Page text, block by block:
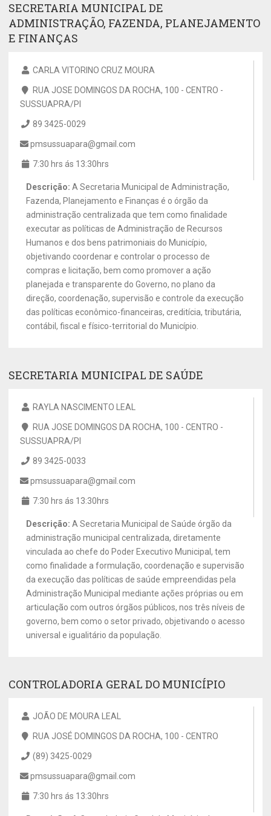
SECRETARIA MUNICIPAL DE
ADMINISTRAÇÃO, FAZENDA, PLANEJAMENTO
E FINANÇAS
CARLA VITORINO CRUZ MOURA
RUA JOSE DOMINGOS DA ROCHA, 100 - CENTRO -
SUSSUAPRA/PI
89 3425-0029
pmsussuapara@gmail.com
7:30 hrs ás 13:30hrs
Descrição: A Secretaria Municipal de Administração,
Fazenda, Planejamento e Finanças é o órgão da
administração centralizada que tem como finalidade
executar as políticas de Administração de Recursos
Humanos e dos bens patrimoniais do Município,
objetivando coordenar e controlar o processo de
compras e licitação, bem como promover a ação
planejada e transparente do Governo, no plano da
direção, coordenação, supervisão e controle da execução
das políticas econômico-financeiras, creditícia, tributária,
contábil, fiscal e físico-territorial do Município.
SECRETARIA MUNICIPAL DE SAÚDE
RAYLA NASCIMENTO LEAL
RUA JOSE DOMINGOS DA ROCHA, 100 - CENTRO -
SUSSUAPRA/PI
89 3425-0033
pmsussuapara@gmail.com
7:30 hrs ás 13:30hrs
Descrição: A Secretaria Municipal de Saúde órgão da
administração municipal centralizada, diretamente
vinculada ao chefe do Poder Executivo Municipal, tem
como finalidade a formulação, coordenação e supervisão
da execução das políticas de saúde empreendidas pela
Administração Municipal mediante ações próprias ou em
articulação com outros órgãos públicos, nos três níveis de
governo, bem como o setor privado, objetivando o acesso
universal e igualitário da população.
CONTROLADORIA GERAL DO MUNICÍPIO
JOÃO DE MOURA LEAL
RUA JOSÉ DOMINGOS DA ROCHA, 100 - CENTRO
(89) 3425-0029
pmsussuapara@gmail.com
7:30 hrs ás 13:30hrs